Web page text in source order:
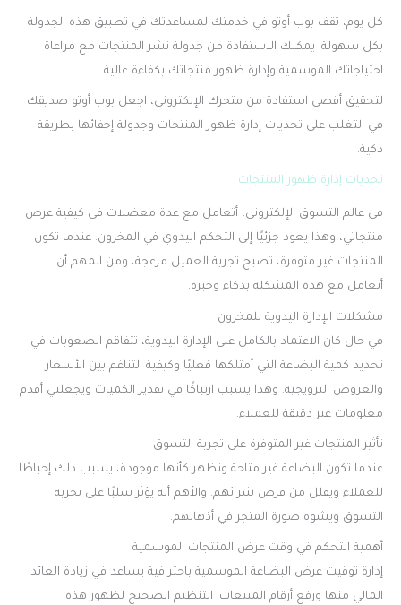
كل يوم، تقف بوب أوتو في خدمتك لمساعدتك في تطبيق هذه الجدولة
بكل سهولة. يمكنك الاستفادة من جدولة نشر المنتجات مع مراعاة
احتياجاتك الموسمية وإدارة ظهور منتجاتك بكفاءة عالية.
لتحقيق أقصى استفادة من متجرك الإلكتروني، اجعل بوب أوتو صديقك
في التغلب على تحديات إدارة ظهور المنتجات وجدولة إخفائها بطريقة
ذكية.
تحديات إدارة ظهور المنتجات
في عالم التسوق الإلكتروني، أتعامل مع عدة معضلات في كيفية عرض
منتجاتي، وهذا يعود جزئيًا إلى التحكم اليدوي في المخزون. عندما تكون
المنتجات غير متوفرة، تصبح تجربة العميل مزعجة، ومن المهم أن
أتعامل مع هذه المشكلة بذكاء وخبرة.
مشكلات الإدارة اليدوية للمخزون
في حال كان الاعتماد بالكامل على الإدارة اليدوية، تتفاقم الصعوبات في
تحديد كمية البضاعة التي أمتلكها فعليًا وكيفية التناغم بين الأسعار
والعروض الترويجية. وهذا يسبب ارتباكًا في تقدير الكميات ويجعلني أقدم
معلومات غير دقيقة للعملاء.
تأثير المنتجات غير المتوفرة على تجربة التسوق
عندما تكون البضاعة غير متاحة وتظهر كأنها موجودة، يسبب ذلك إحباطًا
للعملاء ويقلل من فرص شرائهم. والأهم أنه يؤثر سلبًا على تجربة
التسوق ويشوه صورة المتجر في أذهانهم.
أهمية التحكم في وقت عرض المنتجات الموسمية
إدارة توقيت عرض البضاعة الموسمية باحترافية يساعد في زيادة العائد
المالي منها ورفع أرقام المبيعات. التنظيم الصحيح لظهور هذه